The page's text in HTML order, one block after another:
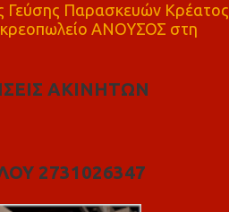
Γεύσης Παρασκευών Κρέατος
ΑΝΟΥΣΟΣ στη
ΑΚΙΝΗΤΩΝ
2731026347